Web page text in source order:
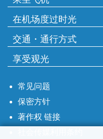
常见问题
保密方针
著作权 链接
在机场度过时光
交通・通行方式
享受观光